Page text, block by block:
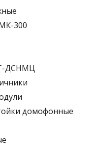
300
ДСНМЦ
домофонные